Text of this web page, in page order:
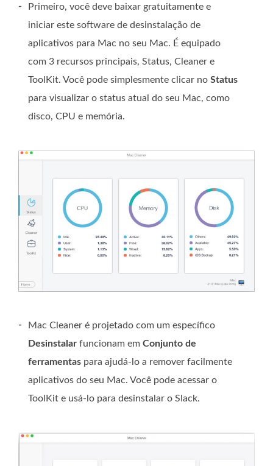
-
Primeiro, você deve baixar gratuitamente e
iniciar este software de desinstalação de
aplicativos para Mac no seu Mac. É equipado
com 3 recursos principais, Status, Cleaner e
ToolKit. Você pode simplesmente clicar no Status
para visualizar o status atual do seu Mac, como
disco, CPU e memória.
-
Mac Cleaner é projetado com um específico
Desinstalar funcionam em Conjunto de
ferramentas para ajudá-lo a remover facilmente
aplicativos do seu Mac. Você pode acessar o
ToolKit e usá-lo para desinstalar o Slack.